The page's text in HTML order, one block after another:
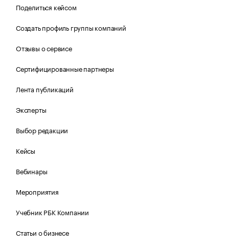
Поделиться кейсом
Создать профиль группы компаний
Отзывы о сервисе
Сертифицированные партнеры
Лента публикаций
Эксперты
Выбор редакции
Кейсы
Вебинары
Мероприятия
Учебник РБК Компании
Статьи о бизнесе